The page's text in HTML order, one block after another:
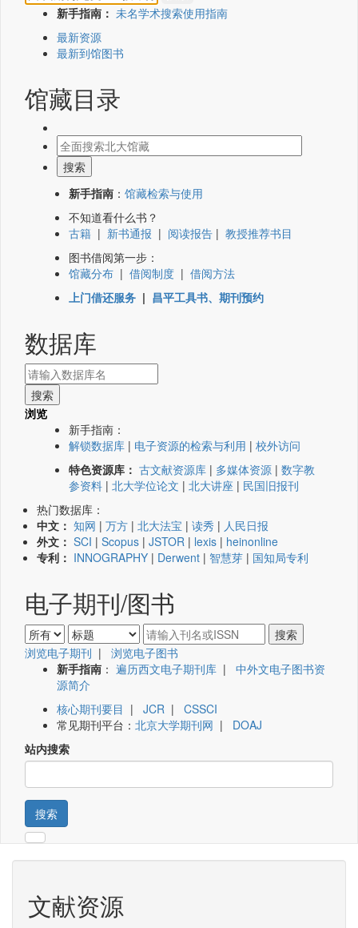
新手指南： 未名学术搜索使用指南
最新资源
最新到馆图书
馆藏目录
新手指南 ： 馆藏检索与使用
不知道看什么书？
古籍 | 新书通报 | 阅读报告 | 教授推荐书目
图书借阅第一步：
馆藏分布 | 借阅制度 | 借阅方法
上门借还服务 | 昌平工具书、期刊预约
数据库
浏览
新手指南：
解锁数据库 | 电子资源的检索与利用 | 校外访问
特色资源库： 古文献资源库 | 多媒体资源 | 数字教
参资料 | 北大学位论文 | 北大讲座 | 民国旧报刊
热门数据库：
中文： 知网 | 万方 | 北大法宝 | 读秀 | 人民日报
外文： SCI | Scopus | JSTOR | lexis | heinonline
专利： INNOGRAPHY | Derwent | 智慧芽 | 国知局专利
电子期刊/图书
浏览电子期刊 | 浏览电子图书
新手指南 ： 遍历西文电子期刊库 | 中外文电子图书资
源简介
核心期刊要目 | JCR | CSSCI
常见期刊平台： 北京大学期刊网 | DOAJ
站内搜索
搜索
文献资源